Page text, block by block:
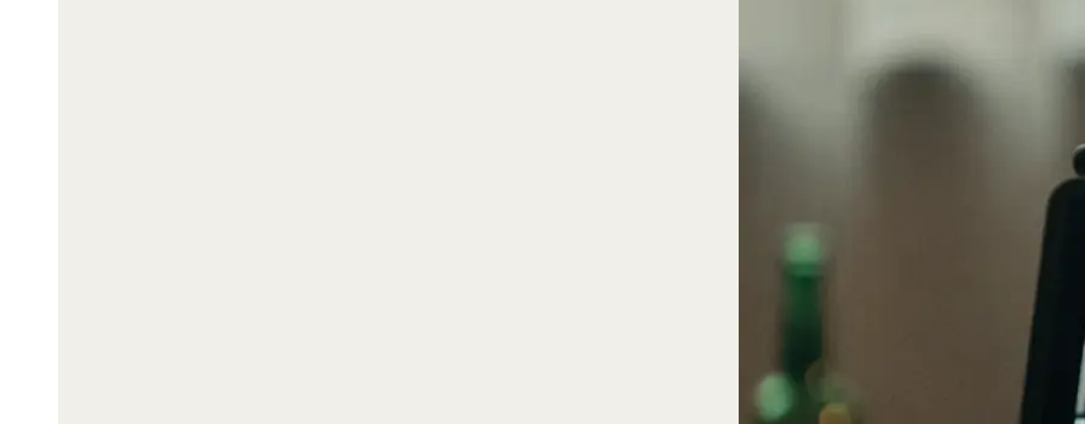
Eine gute
die Bausteine des…